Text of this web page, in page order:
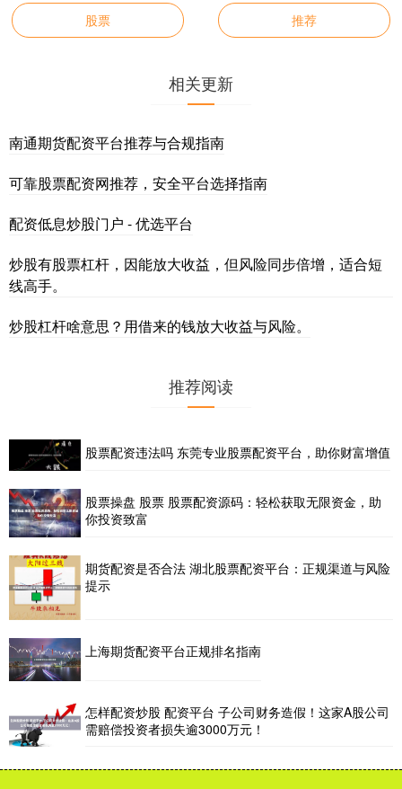
股票 推荐
相关更新
南通期货配资平台推荐与合规指南
可靠股票配资网推荐，安全平台选择指南
配资低息炒股门户 - 优选平台
炒股有股票杠杆，因能放大收益，但风险同步倍增，适合短
线高手。
炒股杠杆啥意思？用借来的钱放大收益与风险。
推荐阅读
股票配资违法吗 东莞专业股票配资平台，助你财富增值
股票操盘 股票 股票配资源码：轻松获取无限资金，助
你投资致富
期货配资是否合法 湖北股票配资平台：正规渠道与风险
提示
上海期货配资平台正规排名指南
怎样配资炒股 配资平台 子公司财务造假！这家A股公司
需赔偿投资者损失逾3000万元！